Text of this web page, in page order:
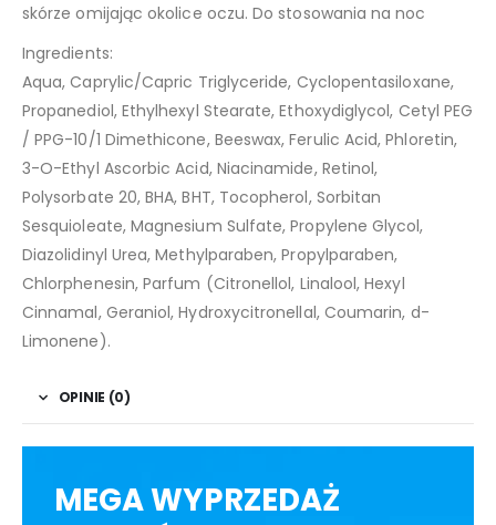
skórze omijając okolice oczu. Do stosowania na noc
Ingredients:
Aqua, Caprylic/Capric Triglyceride, Cyclopentasiloxane,
Propanediol, Ethylhexyl Stearate, Ethoxydiglycol, Cetyl PEG
/ PPG-10/1 Dimethicone, Beeswax, Ferulic Acid, Phloretin,
3-O-Ethyl Ascorbic Acid, Niacinamide, Retinol,
Polysorbate 20, BHA, BHT, Tocopherol, Sorbitan
Sesquioleate, Magnesium Sulfate, Propylene Glycol,
Diazolidinyl Urea, Methylparaben, Propylparaben,
Chlorphenesin, Parfum (Citronellol, Linalool, Hexyl
Cinnamal, Geraniol, Hydroxycitronellal, Coumarin, d-
Limonene).
OPINIE (0)
MEGA WYPRZEDAŻ